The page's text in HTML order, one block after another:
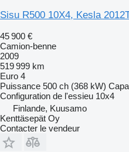
Sisu R500 10X4, Kesla
45 900 €
Camion-benne
2009
519 999 km
Euro 4
Puissance 500 ch (368 kW)
Configuration de l'essieu 10x4
Finlande, Kuusamo
Kenttäsepät Oy
Contacter le vendeur